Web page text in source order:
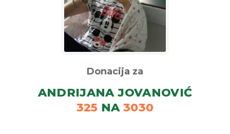
Donacija za
ANDRIJANA JOVANOVIĆ
325 NA 3030